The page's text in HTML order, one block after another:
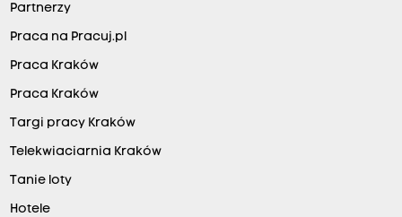
Partnerzy
Praca na Pracuj.pl
Praca Kraków
Praca Kraków
Targi pracy Kraków
Telekwiaciarnia Kraków
Tanie loty
Hotele